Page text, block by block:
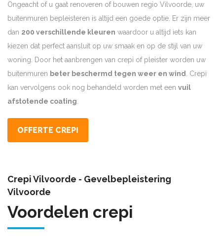
Ongeacht of u gaat renoveren of bouwen regio Vilvoorde, uw
buitenmuren bepleisteren is altijd een goede optie. Er zijn meer
dan 200 verschillende kleuren waardoor u altijd iets kan
kiezen dat perfect aansluit op uw smaak en op de stijl van uw
woning. Door het aanbrengen van crepi of pleister worden uw
buitenmuren beter beschermd tegen weer en wind. Crepi
kan vervolgens ook nog behandeld worden met een vuil
afstotende coating.
OFFERTE CREPI
Crepi Vilvoorde - Gevelbepleistering
Vilvoorde
Voordelen crepi